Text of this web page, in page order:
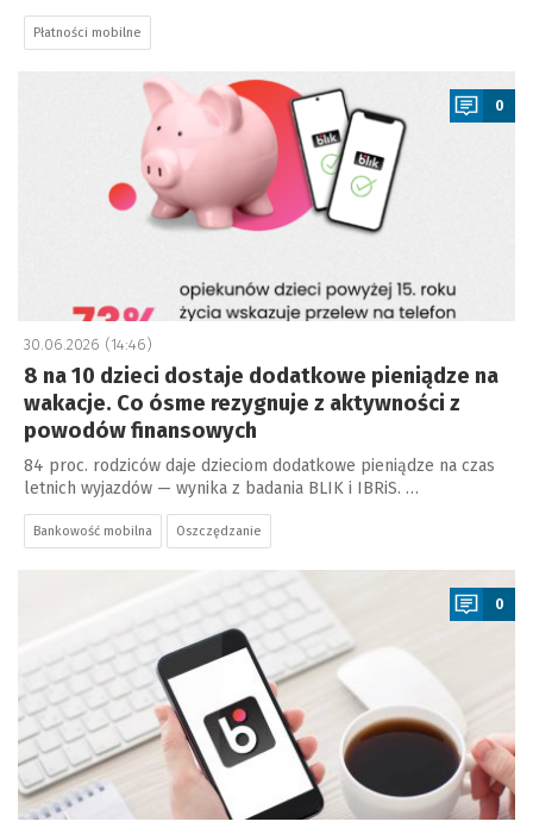
Płatności mobilne
0
30.06.2026 (14:46)
8 na 10 dzieci dostaje dodatkowe pieniądze na
wakacje. Co ósme rezygnuje z aktywności z
powodów finansowych
84 proc. rodziców daje dzieciom dodatkowe pieniądze na czas
letnich wyjazdów — wynika z badania BLIK i IBRiS. …
Bankowość mobilna Oszczędzanie
0